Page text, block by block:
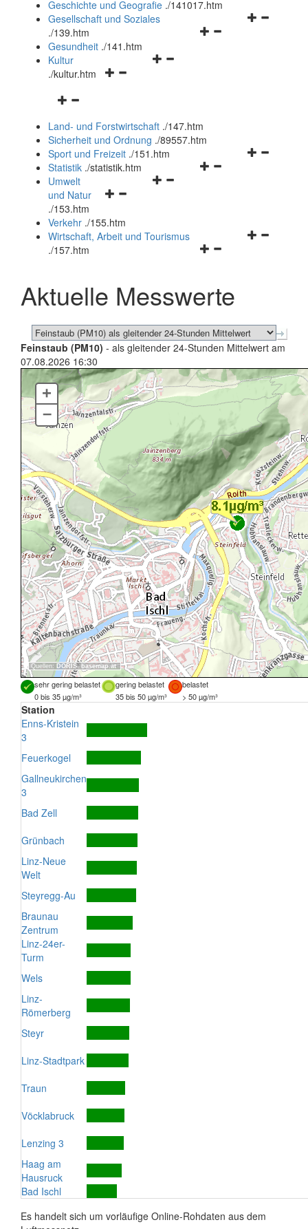
und
schließen
Geschichte und Geografie ./141017.htm
Navigationsmenü
Gesellschaft und Soziales
./139.htm
Navigationsmenü
Gesundheit ./141.htm
Navigationsmenü
Kultur
./kultur.htm
Navigationsmenü
und
schließen
Land- und Forstwirtschaft ./147.htm
Sicherheit und Ordnung ./89557.htm
Navigationsmenü
Sport und Freizeit ./151.htm
Navigationsmenü
Statistik ./statistik.htm
Navigationsmenü
und
schließen
Umwelt
und Natur
./153.htm
Verkehr ./155.htm
Navigationsmenü
schließen
Wirtschaft, Arbeit und Tourismus
./157.htm
Aktuelle Messwerte
Feinstaub (PM10) - als gleitender 24-Stunden Mittelwert am
07.08.2026 16:30
Quellen: DORIS, basemap.at
+
–
sehr gering belastet gering belastet
belastet
0 bis 35 µg/m³
35 bis 50 µg/m³ > 50 µg/m³
Station
Enns-Kristein
3
Feuerkogel
Gallneukirchen
3
Bad Zell
Grünbach
Linz-Neue
Welt
Steyregg-Au
Braunau
Zentrum
Linz-24er-
Turm
Wels
Linz-
Römerberg
Steyr
Linz-Stadtpark
Traun
Vöcklabruck
Lenzing 3
Haag am
Hausruck
Bad Ischl
Es handelt sich um vorläufige Online-Rohdaten aus dem